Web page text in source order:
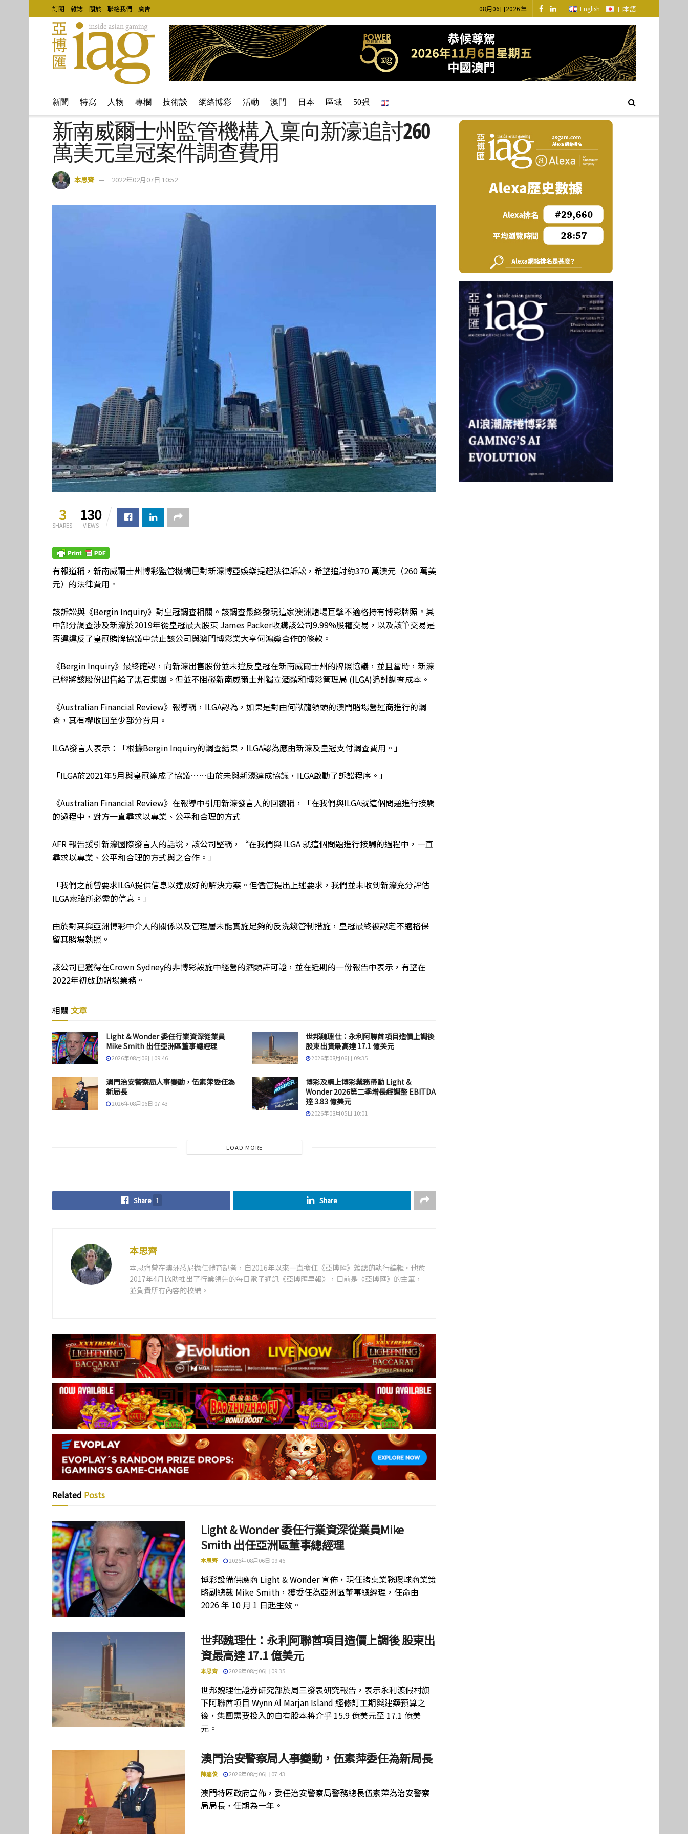
訂閱 雜誌 關於 聯絡我們 廣告 08月06日2026年 English 日本語
新聞 特寫 人物 專欄 技術談 網絡博彩 活動 澳門 日本 區域 50强
新南威爾士州監管機構入稟向新濠追討260
萬美元皇冠案件調查費用
本思齊 2022年02月07日 10:52
3
SHARES
130
VIEWS
有報道稱，新南威爾士州博彩監管機構已對新濠博亞娛樂提起法律訴訟，希望追討約370 萬澳元（260 萬美
元）的法律費用。
該訴訟與《Bergin Inquiry》對皇冠調查相關。該調查最終發現這家澳洲賭場巨擘不適格持有博彩牌照。其
中部分調查涉及新濠於2019年從皇冠最大股東 James Packer收購該公司9.99%股權交易，以及該筆交易是
否違違反了皇冠賭牌協議中禁止該公司與澳門博彩業大亨何鴻燊合作的條款。
《Bergin Inquiry》最終確認，向新濠出售股份並未違反皇冠在新南威爾士州的牌照協議，並且當時，新濠
已經將該股份出售給了黑石集團。但並不阻礙新南威爾士州獨立酒類和博彩管理局 (ILGA)追討調查成本。
《Australian Financial Review》報導稱，ILGA認為，如果是對由何猷龍領頭的澳門賭場營運商進行的調
查，其有權收回至少部分費用。
ILGA​​發言人表示：「根據Bergin Inquiry的調查結果，ILGA認為應由新濠及皇冠支付調查費用。」
「ILGA於2021年5月與皇冠達成了協議……由於未與新濠達成協議，ILGA啟動了訴訟程序。」
《Australian Financial Review》在報導中引用新濠發言人的回覆稱，「在我們與ILGA就這個問題進行接觸
的過程中，對方一直尋求以專業、公平和合理的方式
AFR 報告援引新濠國際發言人的話說，該公司堅稱，“在我們與 ILGA 就這個問題進行接觸的過程中，一直
尋求以專業、公平和合理的方式與之合作。」
「我們之前曾要求ILGA提供信息以達成好的解決方案。但儘管提出上述要求，我們並未收到新濠充分評估
ILGA索賠所必需的信息。」
由於對其與亞洲博彩中介人的關係以及管理層未能實施足夠的反洗錢管制措施，皇冠最終被認定不適格保
留其賭場執照。
該公司已獲得在Crown Sydney的非博彩設施中經營的酒類許可證，並在近期的一份報告中表示，有望在
2022年初啟動賭場業務。
相關 文章
Light & Wonder 委任行業資深從業員
Mike Smith 出任亞洲區董事總經理
2026年08月06日 09:46
世邦魏理仕：永利阿聯酋項目造價上調後
股東出資最高達 17.1 億美元
2026年08月06日 09:35
澳門治安警察局人事變動，伍素萍委任為
新局長
2026年08月06日 07:43
博彩及網上博彩業務帶動 Light &
Wonder 2026第二季增長經調整 EBITDA
達 3.83 億美元
2026年08月05日 10:01
LOAD MORE
Share 1 Share
本思齊
本思齊曾在澳洲悉尼擔任體育記者，自2016年以來一直擔任《亞博匯》雜誌的執行編輯。他於
2017年4月協助推出了行業領先的每日電子通訊《亞博匯早報》，目前是《亞博匯》的主筆，
並負責所有內容的校編。
Related Posts
Light & Wonder 委任行業資深從業員Mike
Smith 出任亞洲區董事總經理
本思齊 2026年08月06日 09:46
博彩設備供應商 Light & Wonder 宣佈，現任賭桌業務環球商業策
略副總裁 Mike Smith，獲委任為亞洲區董事總經理，任命由
2026 年 10 月 1 日起生效。
世邦魏理仕：永利阿聯酋項目造價上調後 股東出
資最高達 17.1 億美元
本思齊 2026年08月06日 09:35
世邦魏理仕證券研究部於周三發表研究報告，表示永利渡假村旗
下阿聯酋項目 Wynn Al Marjan Island 經修訂工期與建築預算之
後，集團需要投入的自有股本將介乎 15.9 億美元至 17.1 億美
元。
澳門治安警察局人事變動，伍素萍委任為新局長
陳嘉俊 2026年08月06日 07:43
澳門特區政府宣佈，委任治安警察局警務總長伍素萍為治安警察
局局長，任期為一年。